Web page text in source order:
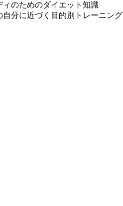
ィのためのダイエット知識
自分に近づく目的別トレーニング